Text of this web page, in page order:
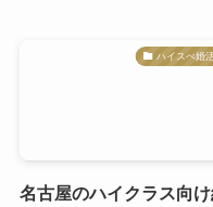
ハイスぺ婚
名古屋のハイクラス向